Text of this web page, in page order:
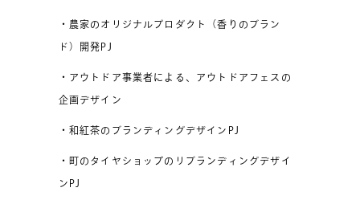
・農家のオリジナルプロダクト（香りのブラン
ド）開発PJ
・アウトドア事業者による、アウトドアフェスの
企画デザイン
・和紅茶のブランディングデザインPJ
・町のタイヤショップのリブランディングデザイ
ンPJ